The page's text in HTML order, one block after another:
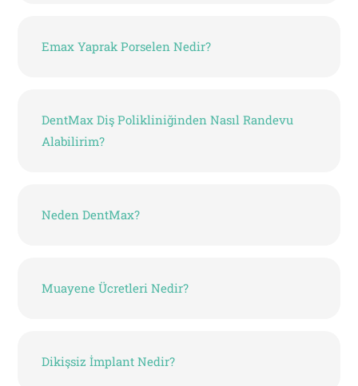
Emax Yaprak Porselen Nedir?
DentMax Diş Polikliniğinden Nasıl Randevu
Alabilirim?
Neden DentMax?
Muayene Ücretleri Nedir?
Dikişsiz İmplant Nedir?